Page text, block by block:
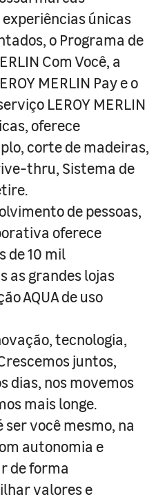
únicas
o Programa de
Com Você, a
MERLIN Pay e o
LEROY MERLIN
oferece
corte de madeiras,
thru, Sistema de
de pessoas,
oferece
de 10 mil
as grandes lojas
AQUA de uso
tecnologia,
juntos,
dias, nos movemos
mais longe.
ser você mesmo, na
autonomia e
de forma
valores e